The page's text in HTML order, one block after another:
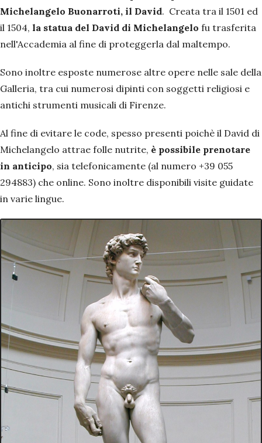
Michelangelo Buonarroti, il David. Creata tra il 1501 ed
il 1504, la statua del David di Michelangelo fu trasferita
nell'Accademia al fine di proteggerla dal maltempo.
Sono inoltre esposte numerose altre opere nelle sale della
Galleria, tra cui numerosi dipinti con soggetti religiosi e
antichi strumenti musicali di Firenze.
Al fine di evitare le code, spesso presenti poichè il David di
Michelangelo attrae folle nutrite, è possibile prenotare
in anticipo, sia telefonicamente (al numero +39 055
294883) che online. Sono inoltre disponibili visite guidate
in varie lingue.